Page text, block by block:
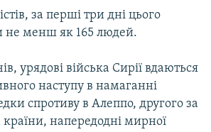
за перші три дні цього
не менш як 165 людей.
урядові війська Сирії вдаються
наступу в намаганні
спротиву в Алеппо, другого за
напередодні мирної